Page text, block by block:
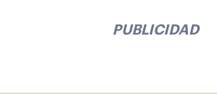
PUBLICIDAD